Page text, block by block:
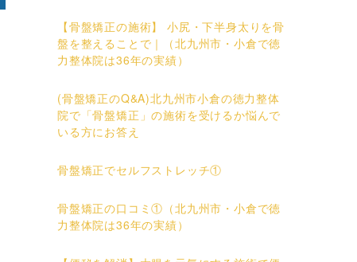
【骨盤矯正の施術】 小尻・下半身太りを骨
盤を整えることで｜（北九州市・小倉で徳
力整体院は36年の実績）
(骨盤矯正のQ&A)北九州市小倉の徳力整体
院で「骨盤矯正」の施術を受けるか悩んで
いる方にお答え
骨盤矯正でセルフストレッチ①
骨盤矯正の口コミ①（北九州市・小倉で徳
力整体院は36年の実績）